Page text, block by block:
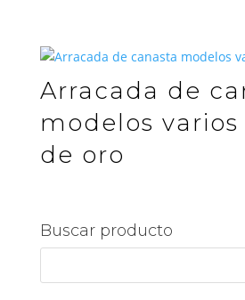
Arracada de
modelos varios
de oro
Buscar producto